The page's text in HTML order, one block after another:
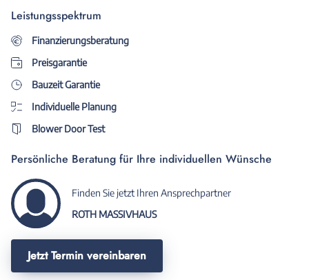
Leistungsspektrum
Finanzierungsberatung
Preisgarantie
Bauzeit Garantie
Individuelle Planung
Blower Door Test
Persönliche Beratung für Ihre individuellen Wünsche
Finden Sie jetzt Ihren Ansprechpartner
ROTH MASSIVHAUS
Jetzt Termin vereinbaren